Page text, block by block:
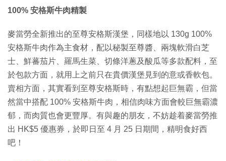
100% 安格斯牛肉精製
麥當勞全新推出的至尊安格斯漢堡，同樣地以 130g 100%
安格斯牛肉作為主食材，配以秘製至尊醬、兩塊軟滑白芝
士、鮮蕃茄片、羅馬生菜、切條洋蔥及酸瓜等多款配料，至
於包款方面，就用上之前只在貴價漢堡見到的意或香軟包。
賣相方面，其實看到至尊安格斯時，有點想起巨無霸，但當
然當中搭配 100% 安格斯牛肉，相信肉味方面會較巨無霸濃
郁，而肉質也會更豐厚。有與趣的朋友，不妨趁着麥當勞推
出 HK$5 優惠券，於即日至 4 月 25 日期間，精明食好西
吧！